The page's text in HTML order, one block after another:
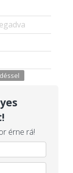
érne rá!